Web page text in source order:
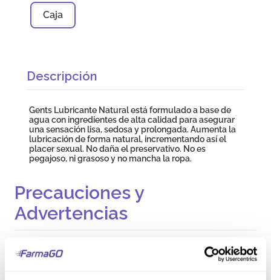
Caja
Descripción
Gents Lubricante Natural está formulado a base de
agua con ingredientes de alta calidad para asegurar
una sensación lisa, sedosa y prolongada. Aumenta la
lubricación de forma natural, incrementando así el
placer sexual. No daña el preservativo. No es
pegajoso, ni grasoso y no mancha la ropa.
Precauciones y
Advertencias
Este producto no es espermicida ni anticonceptivo. Si
presenta irritación o sensibilidad, suspender su uso.